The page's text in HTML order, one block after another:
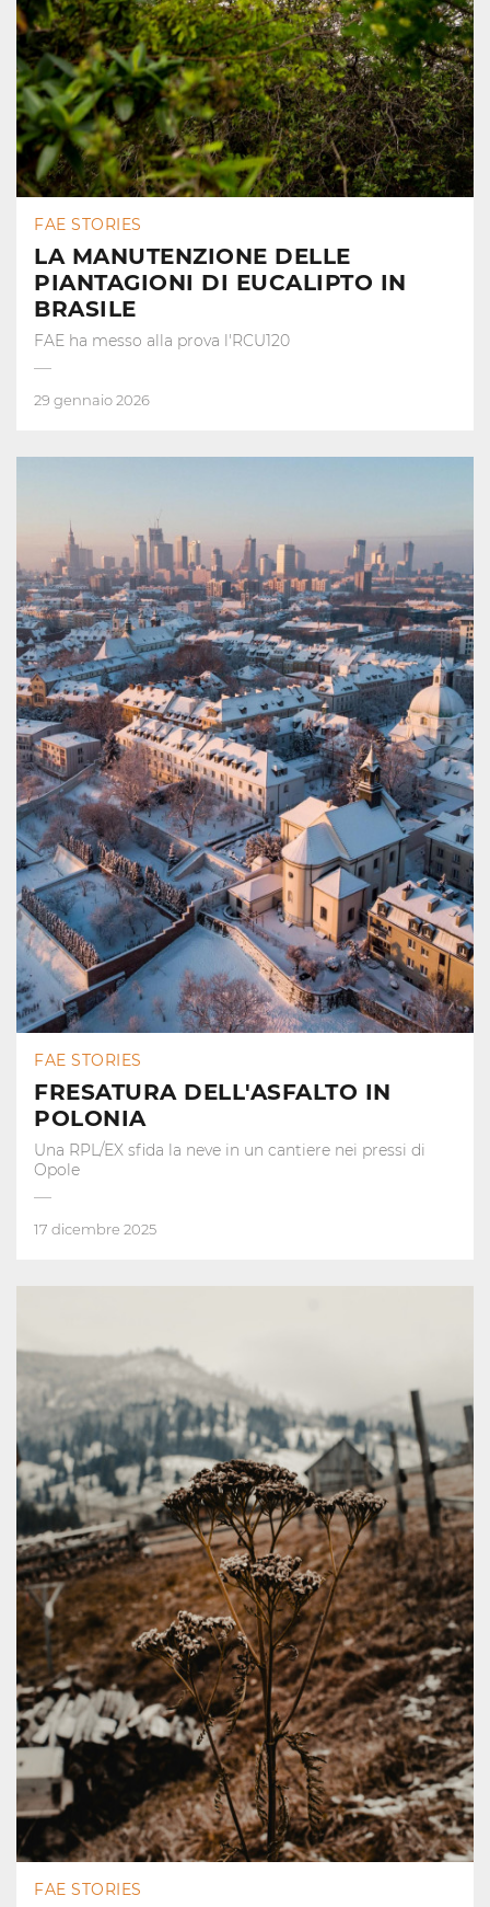
FAE STORIES
LA MANUTENZIONE DELLE
PIANTAGIONI DI EUCALIPTO IN
BRASILE
FAE ha messo alla prova l'RCU120
29 gennaio 2026
FAE STORIES
FRESATURA DELL'ASFALTO IN
POLONIA
Una RPL/EX sfida la neve in un cantiere nei pressi di
Opole
17 dicembre 2025
FAE STORIES